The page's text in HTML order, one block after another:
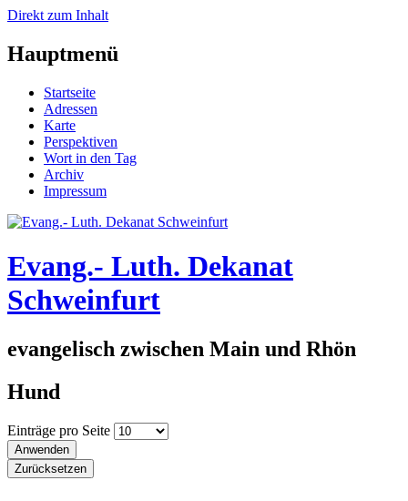
Direkt zum Inhalt
Hauptmenü
Startseite
Adressen
Karte
Perspektiven
Wort in den Tag
Archiv
Impressum
Evang.- Luth. Dekanat
Schweinfurt
evangelisch zwischen Main und Rhön
Hund
Einträge pro Seite